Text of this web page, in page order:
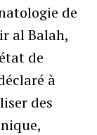
de
al Balah,
de
à
des